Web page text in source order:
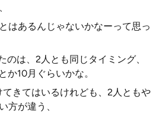
はあるんじゃないかなーって思っ
のは、2人とも同じタイミング、
か10月ぐらいかな。
てきてはいるけれども、2人ともや
方が違う、